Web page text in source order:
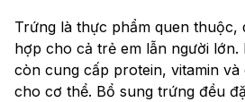
Trứng là thực phẩm quen thuộc,
hợp cho cả trẻ em lẫn người lớn.
còn cung cấp protein, vitamin
cho cơ thể. Bổ sung trứng đều